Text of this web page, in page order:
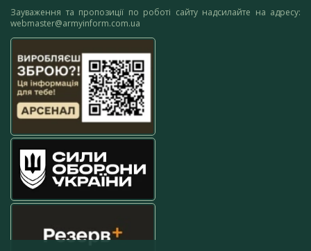
Зауваження та пропозиції по роботі сайту надсилайте на адресу:
webmaster@armyinform.com.ua